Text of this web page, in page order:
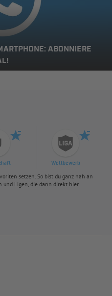
ABONNIERE
Wettbewerb
setzen. So bist du ganz nah an
und Ligen, die dann direkt hier